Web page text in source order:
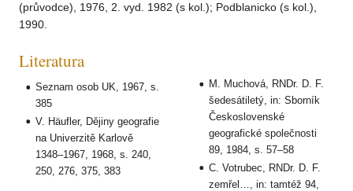
(průvodce), 1976, 2. vyd. 1982 (s kol.); Podblanicko (s kol.),
1990.
Literatura
Seznam osob UK, 1967, s.
385
V. Häufler, Dějiny geografie
na Univerzitě Karlově
1348–1967, 1968, s. 240,
250, 276, 375, 383
M. Muchová, RNDr. D. F.
šedesátiletý, in: Sborník
Československé
geografické společnosti
89, 1984, s. 57–58
C. Votrubec, RNDr. D. F.
zemřel…, in: tamtéž 94,